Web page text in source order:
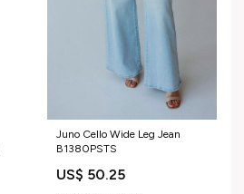
Juno Cello Wide Leg Jean
B1380PSTS
US$ 50.25